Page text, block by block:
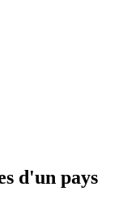
d'un pays